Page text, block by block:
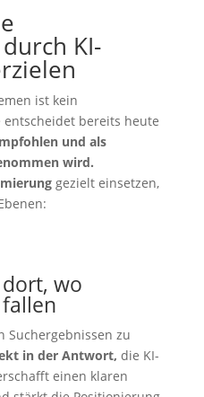
KI-
ist kein
bereits heute
und als
wird.
gezielt einsetzen,
wo
Suchergebnissen zu
in der Antwort, die KI-
einen klaren